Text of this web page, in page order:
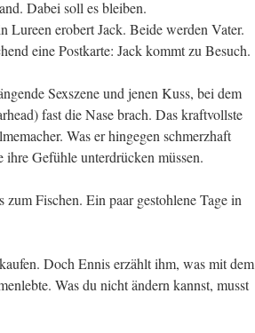
Dabei soll es bleiben.
Lureen erobert Jack. Beide werden Vater.
eine Postkarte: Jack kommt zu Besuch.
Sexszene und jenen Kuss, bei dem
fast die Nase brach. Das kraftvollste
Was er hingegen schmerzhaft
Gefühle unterdrücken müssen.
Fischen. Ein paar gestohlene Tage in
Doch Ennis erzählt ihm, was mit dem
Was du nicht ändern kannst, musst